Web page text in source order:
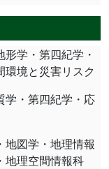
学・第四紀学・
境と災害リスク
学・第四紀学・応
地図学・地理情報
地理空間情報科